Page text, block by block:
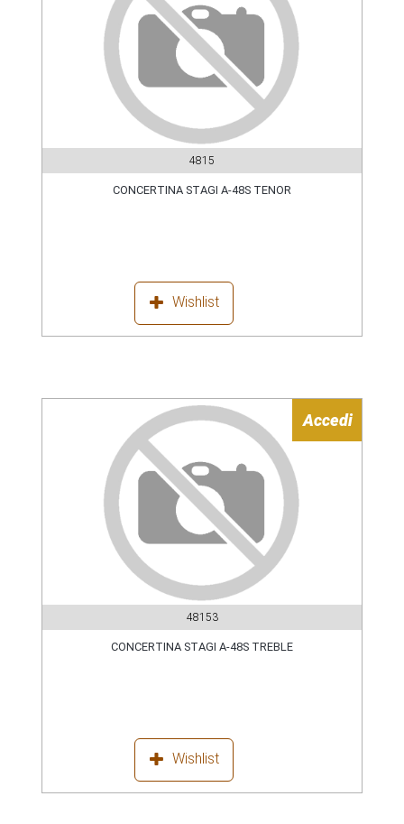
4815
CONCERTINA STAGI A-48S TENOR
Wishlist
Accedi
48153
CONCERTINA STAGI A-48S TREBLE
Wishlist